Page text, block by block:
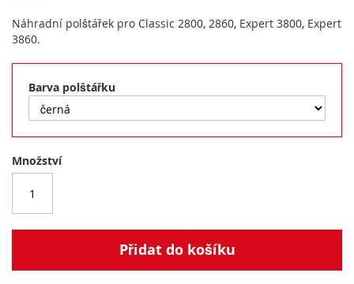
obrázky
Náhradní polštářek pro Classic 2800, 2860, Expert 3800, Expert
3860.
Barva polštářku
Množství
Přidat do košíku